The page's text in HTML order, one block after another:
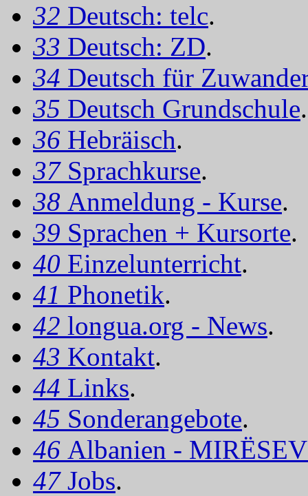
32 Deutsch: telc.
33 Deutsch: ZD.
34 Deutsch für
35 Deutsch Grundschule.
36 Hebräisch.
37 Sprachkurse.
38 Anmeldung - Kurse.
39 Sprachen + Kursorte.
40 Einzelunterricht.
41 Phonetik.
42 longua.org - News.
43 Kontakt.
44 Links.
45 Sonderangebote.
46 Albanien -
47 Jobs.